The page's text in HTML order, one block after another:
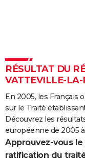
COPAINS D'AVANT
FORUM
Bricolage
Lifestyle
Culture
Sport
Auto
Television
Voyage
Cinema
RÉSULTAT DU
VATTEVILLE-LA-
En 2005, les
sur le Traité
Découvrez les
européenne de 2005
Approuvez-vous
ratification du